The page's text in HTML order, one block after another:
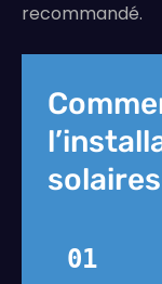
recommandé.
01